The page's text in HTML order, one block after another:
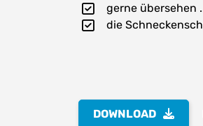
gerne übersehen
die
DOWNLOAD